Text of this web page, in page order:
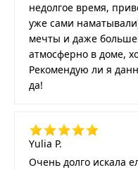
недолгое время,
уже сами
мечты и даже
атмосферно в доме,
Рекомендую ли я
да!
Yulia P.
Очень долго искала